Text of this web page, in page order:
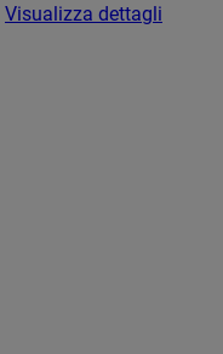
Visualizza dettagli